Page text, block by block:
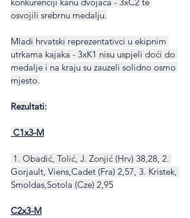
osvojili srebrnu medalju.
Mladi hrvatski reprezentativci u ekipnim
utrkama kajaka - 3xK1 nisu uspjeli doći do
medalje i na kraju su zauzeli solidno osmo
mjesto.
Rezultati:
C1x3-M
1. Obadić, Tolić, J. Zonjić (Hrv) 38,28, 2.
Gorjault, Viens,Cadet (Fra) 2,57, 3. Kristek,
Smoldas,Sotola (Cze) 2,95
C2x3-M